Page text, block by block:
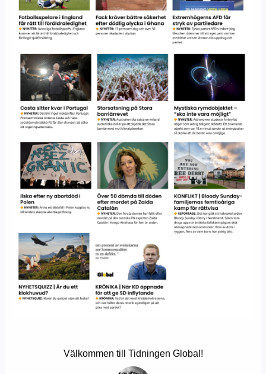
Välkommen till Tidningen Global!